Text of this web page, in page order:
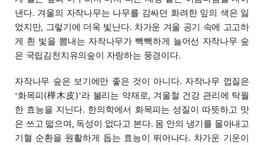
낸다. 겨울의 자작나무는 나무를 감싸던 화려한 잎의 색은 잃
었지만, 그렇기에 더욱 빛난다. 차가운 겨울 공기 속에 고고하
게 흰 빛을 뽐내는 자작나무가 빽빽하게 늘어선 자작나무 숲
은 국립김천치유의숲이 자랑하는 풍경이다.
자작나무 숲은 보기에만 좋은 것이 아니다. 자작나무 껍질은
‘화목피(樺木皮)’라 불리는 약재로, 겨울철 건강 관리에 탁월
한 효능을 지닌다. 한의학에서 화목피는 성질이 따뜻하고 맛
은 쓰고 떫으며, 독성이 없다고 본다. 몸 안의 냉기를 몰아내고
기혈 순환을 원활하게 돕는 효능이 뛰어나다. 차가운 기운이